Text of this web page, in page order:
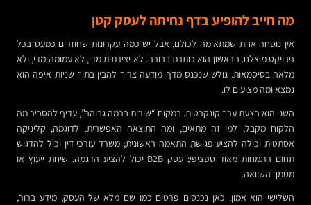
מה חייב להופיע בדף נחיתה לעסק קטן
אין נוסחה אחת שמתאימה לכולם, אבל יש כמה עקרונות שחוזרים כמעט בכל
פרויקט מוצלח. הראשון הוא כותרת ברורה. לא יצירתית מדי, לא עמומה מדי, ולא
מלאה בסיסמאות. גולש שנכנס מדף מודעה צריך להבין בתוך שניות איפה הוא
נמצא ומה מציעים לו.
השני הוא הצעת ערך קונקרטית. במקום “שירות ברמה גבוהה”, עדיף להסביר מה
הלקוח מקבל, למי זה מתאים, ומה התוצאה האפשרית. לדוגמה, קליניקה
אסתטית יכולה להציע פגישת התאמה ראשונית; משרד עורכי דין יכול להדגיש
תחום התמחות מאוד ספציפי; עסק B2B יכול להציע הדגמה, שיחת ייעוץ או
מסמך השוואה.
השלישי הוא אמון. כאן נכנסים פרטים כמו שם מלא של העסק, מידע ברור,